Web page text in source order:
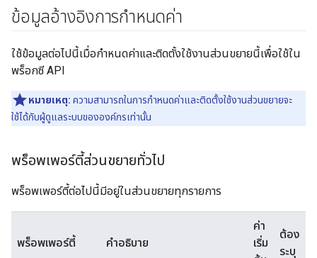
ข้อมูลอ้างอิงการกำหนดค่า
ใช้ข้อมูลต่อไปนี้เมื่อกำหนดค่าและติดตั้งใช้งานส่วนขยายนี้เพื่อใช้ใน
พร็อกซี API
หมายเหตุ: ความสามารถในการกำหนดค่าและติดตั้งใช้งานส่วนขยายจะ
ใช้ได้กับผู้ดูแลระบบขององค์กรเท่านั้น
พร็อพเพอร์ตี้ส่วนขยายทั่วไป
พร็อพเพอร์ตี้ต่อไปนี้มีอยู่ในส่วนขยายทุกรายการ
พร็อพเพอร์ตี้ คำอธิบาย
ค่า
เริ่ม
ต้อง
ระบุ